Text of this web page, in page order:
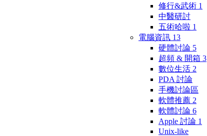
修行&武術 1
中醫研討
五術哈啦 1
電腦資訊 13
硬體討論 5
超頻 & 開箱 3
數位生活 2
PDA 討論
手機討論區
軟體推薦 2
軟體討論 6
Apple 討論 1
Unix-like